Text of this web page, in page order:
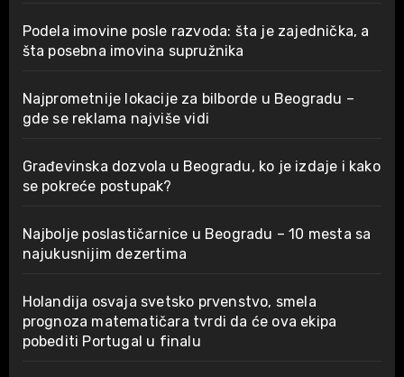
Podela imovine posle razvoda: šta je zajednička, a
šta posebna imovina supružnika
Najprometnije lokacije za bilborde u Beogradu –
gde se reklama najviše vidi
Građevinska dozvola u Beogradu, ko je izdaje i kako
se pokreće postupak?
Najbolje poslastičarnice u Beogradu – 10 mesta sa
najukusnijim dezertima
Holandija osvaja svetsko prvenstvo, smela
prognoza matematičara tvrdi da će ova ekipa
pobediti Portugal u finalu